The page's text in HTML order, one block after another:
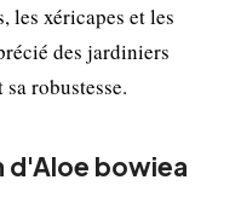
les xéricapes et les
des jardiniers
robustesse.
d'Aloe bowiea